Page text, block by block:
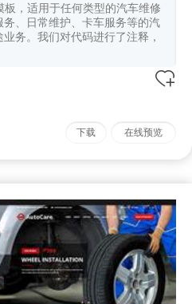
板，适用于任何类型的汽车维修
、日常维护、卡车服务等的汽
务。我们对代码进行了注释，
下载 在线预览